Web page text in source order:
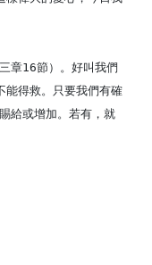
章16節）。好叫我們
能得救。只要我們有確
給或增加。若有，就